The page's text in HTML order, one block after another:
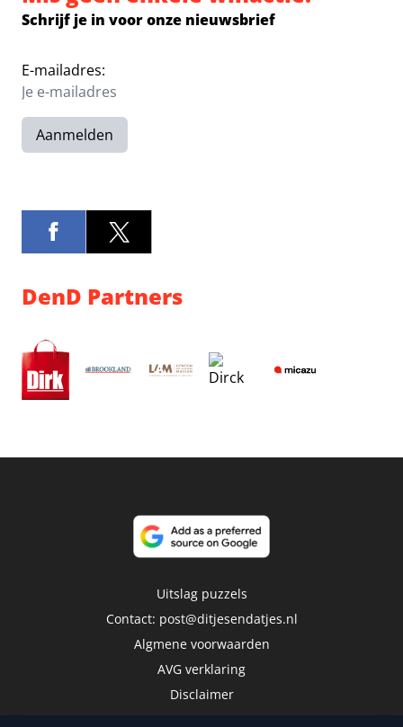
Schrijf je in voor onze nieuwsbrief
E-mailadres:
Aanmelden
DenD Partners
Uitslag puzzels
Contact: post@ditjesendatjes.nl
Algmene voorwaarden
AVG verklaring
Disclaimer